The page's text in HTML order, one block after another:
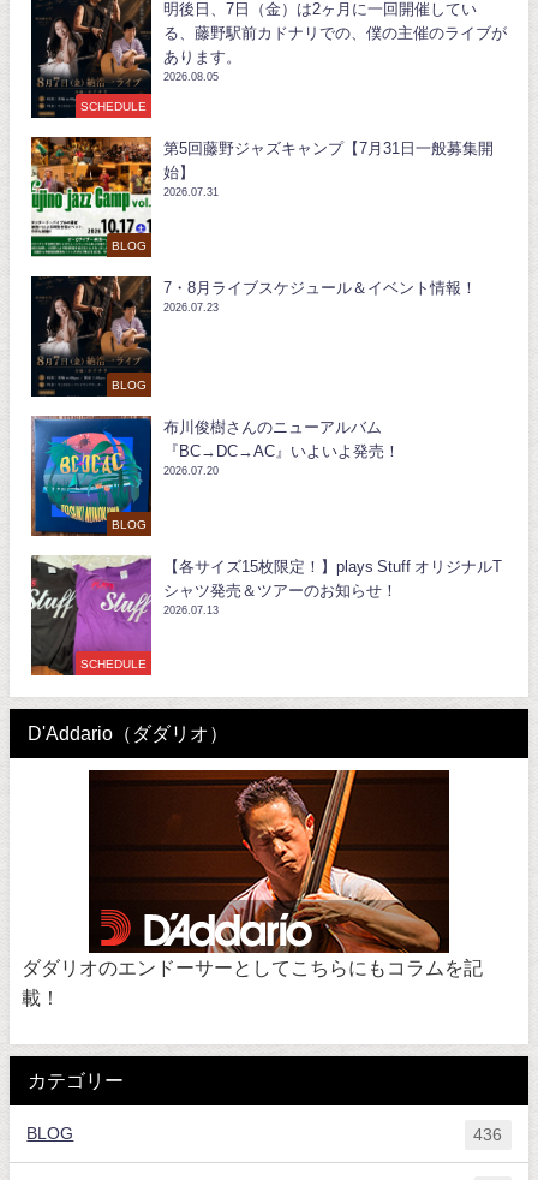
SCHEDULE
明後日、7日（金）は2ヶ月に一回開催してい
る、藤野駅前カドナリでの、僕の主催のライブが
あります。
2026.08.05
BLOG
第5回藤野ジャズキャンプ【7月31日一般募集開
始】
2026.07.31
BLOG
7・8月ライブスケジュール＆イベント情報！
2026.07.23
BLOG
布川俊樹さんのニューアルバム
『BC→DC→AC』いよいよ発売！
2026.07.20
SCHEDULE
【各サイズ15枚限定！】plays Stuff オリジナルT
シャツ発売＆ツアーのお知らせ！
2026.07.13
D'Addario（ダダリオ）
ダダリオのエンドーサーとしてこちらにもコラムを記
載！
カテゴリー
BLOG 436